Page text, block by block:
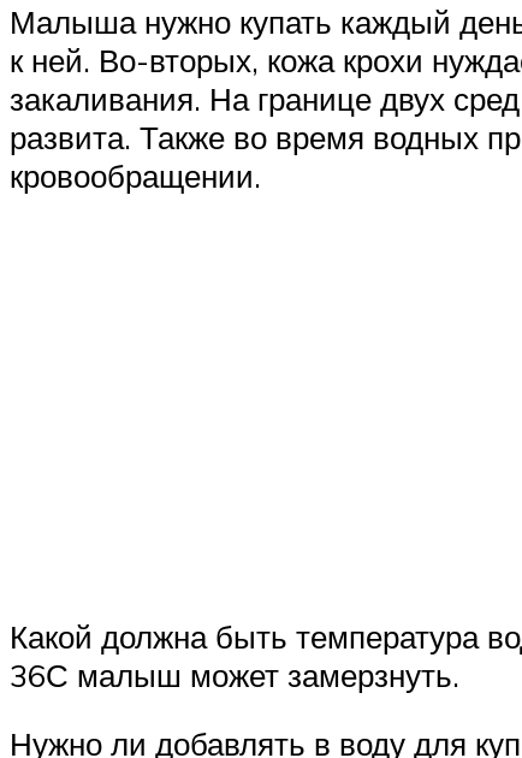
Малыша нужно купать каждый
к ней. Во-вторых, кожа крохи
закаливания. На границе двух
развита. Также во время водных
кровообращении.
Какой должна быть температура
36С малыш может замерзнуть.
Нужно ли добавлять в воду для